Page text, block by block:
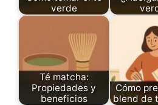
verde
Té matcha:
Propiedades y
beneficios
Cómo
blend de